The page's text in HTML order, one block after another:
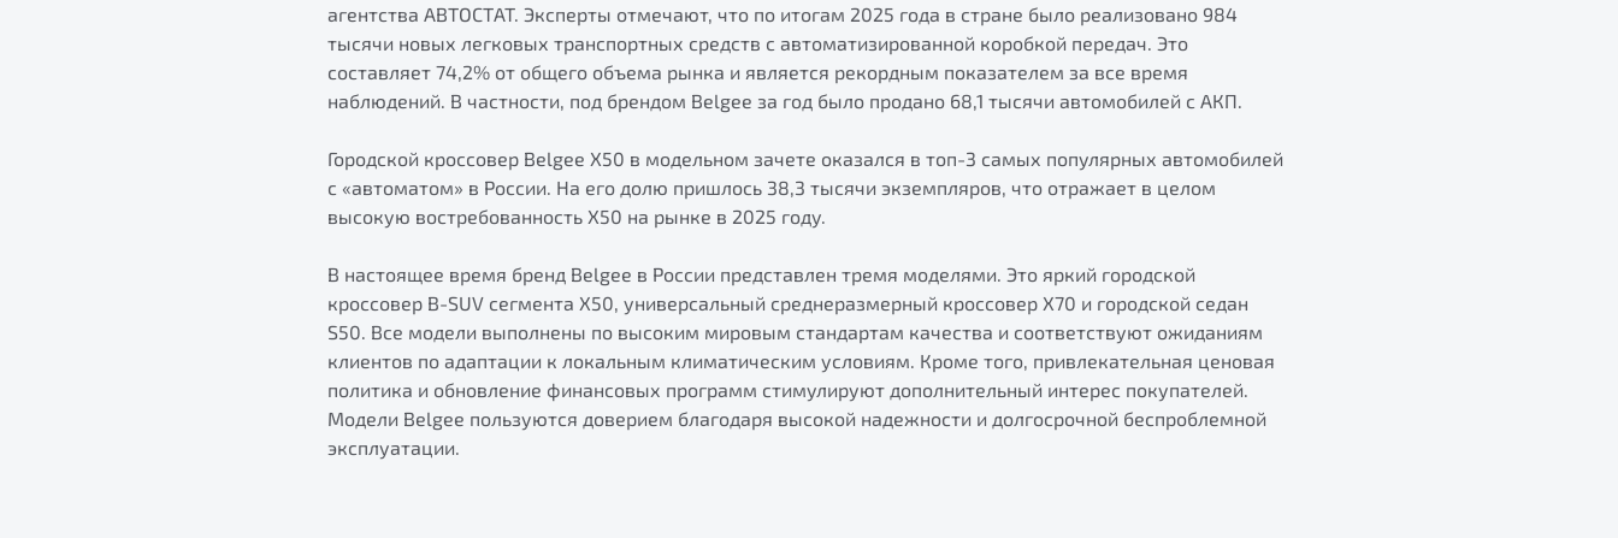
агентства АВТОСТАТ. Эксперты отмечают, что по итогам 2025 года в стране было реализовано 984
тысячи новых легковых транспортных средств с автоматизированной коробкой передач. Это
составляет 74,2% от общего объема рынка и является рекордным показателем за все время
наблюдений. В частности, под брендом Belgee за год было продано 68,1 тысячи автомобилей с АКП.
Городской кроссовер Belgee X50 в модельном зачете оказался в топ-3 самых популярных автомобилей
с «автоматом» в России. На его долю пришлось 38,3 тысячи экземпляров, что отражает в целом
высокую востребованность Х50 на рынке в 2025 году.
В настоящее время бренд Belgee в России представлен тремя моделями. Это яркий городской
кроссовер B-SUV сегмента X50, универсальный среднеразмерный кроссовер X70 и городской седан
S50. Все модели выполнены по высоким мировым стандартам качества и соответствуют ожиданиям
клиентов по адаптации к локальным климатическим условиям. Кроме того, привлекательная ценовая
политика и обновление финансовых программ стимулируют дополнительный интерес покупателей.
Модели Belgee пользуются доверием благодаря высокой надежности и долгосрочной беспроблемной
эксплуатации.